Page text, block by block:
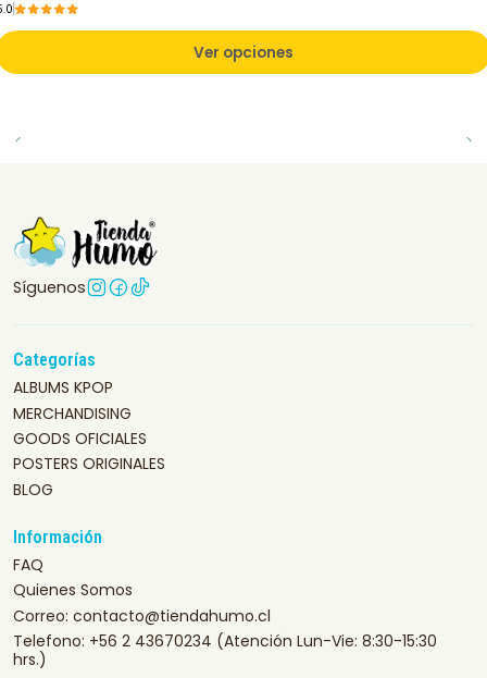
Ver opciones
Síguenos
Categorías
ALBUMS KPOP
MERCHANDISING
GOODS OFICIALES
POSTERS ORIGINALES
BLOG
Información
FAQ
Quienes Somos
Correo: contacto@tiendahumo.cl
Telefono: +56 2 43670234 (Atención Lun-Vie: 8:30-15:30
hrs.)